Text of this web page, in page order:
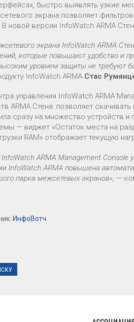
быстро выявлять узкие
экрана позволяет
В новой версии InfoWatch ARMA
экрана InfoWatch ARMA
которые повышают удобство и
уровнем защиты не требуют
InfoWatch ARMA Стас
управления InfoWatch ARMA
ARMA Стена: позволяет
сразу на множество устройств
— виджет «Остаток места на
RAM» отображает текущую
ARMA Management Console
InfoWatch ARMA повышена
парка межсетевых экранов», —
ИнфоВотч